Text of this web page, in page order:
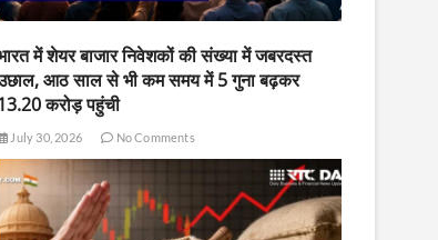
में शेयर बाजार निवेशकों की संख्या में जबरदस्त
आठ साल से भी कम समय में 5 गुना बढ़कर
करोड़ पहुंची
July 30, 2026 No Comments